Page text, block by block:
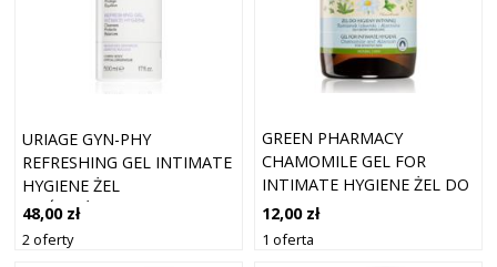
URIAGE GYN-PHY
REFRESHING GEL INTIMATE
HYGIENE ŻEL
ODŚWIEŻAJĄCY DO HIGIENY
INTYMNEJ 500 ML
48,00 zł
2 oferty
GREEN PHARMACY
CHAMOMILE GEL FOR
INTIMATE HYGIENE ŻEL DO
HIGIENY INTYMNEJ DO
SKÓRY WRAŻLIWEJ 370 ML
12,00 zł
1 oferta